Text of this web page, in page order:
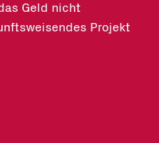
Geld nicht
Projekt